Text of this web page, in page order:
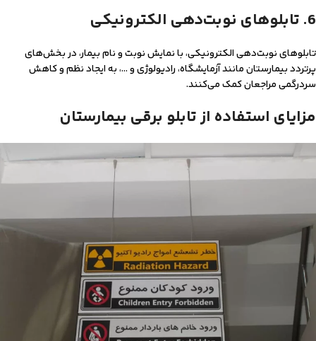
6. تابلوهای نوبت‌دهی الکترونیکی
تابلوهای نوبت‌دهی الکترونیکی، با نمایش نوبت و نام بیمار، در بخش‌های
پرتردد بیمارستان مانند آزمایشگاه، رادیولوژی و …، به ایجاد نظم و کاهش
سردرگمی مراجعان کمک می‌کنند.
مزایای استفاده از تابلو برقی بیمارستان